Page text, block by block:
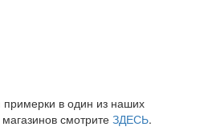
примерки в один из наших
смотрите ЗДЕСЬ.